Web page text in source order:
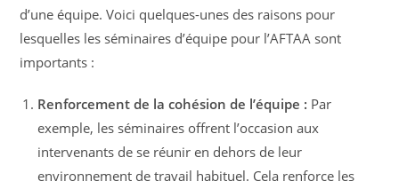
d’une équipe. Voici quelques-unes des raisons pour
lesquelles les séminaires d’équipe pour l’AFTAA sont
importants :
Renforcement de la cohésion de l’équipe : Par
exemple, les séminaires offrent l’occasion aux
intervenants de se réunir en dehors de leur
environnement de travail habituel. Cela renforce les